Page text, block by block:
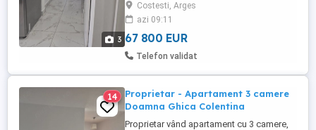
3
Costesti, Arges
azi 09:11
67 800 EUR
Telefon validat
14
Proprietar - Apartament 3 camere
Doamna Ghica Colentina
Proprietar vând apartament cu 3 camere,